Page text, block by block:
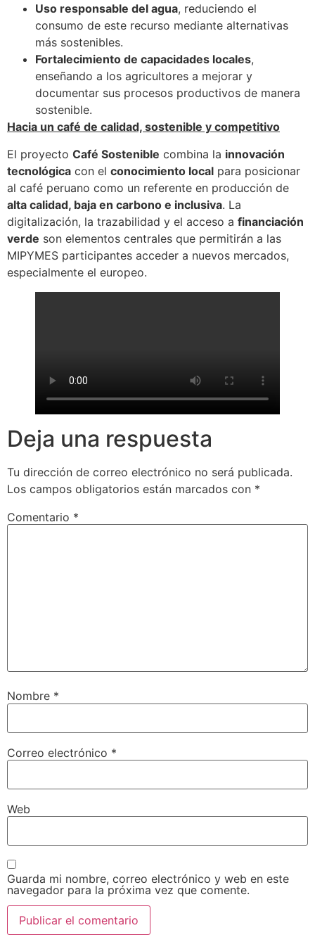
Uso responsable del agua, reduciendo el
consumo de este recurso mediante alternativas
más sostenibles.
Fortalecimiento de capacidades locales,
enseñando a los agricultores a mejorar y
documentar sus procesos productivos de manera
sostenible.
Hacia un café de calidad, sostenible y competitivo
El proyecto Café Sostenible combina la innovación
tecnológica con el conocimiento local para posicionar
al café peruano como un referente en producción de
alta calidad, baja en carbono e inclusiva. La
digitalización, la trazabilidad y el acceso a financiación
verde son elementos centrales que permitirán a las
MIPYMES participantes acceder a nuevos mercados,
especialmente el europeo.
Deja una respuesta
Tu dirección de correo electrónico no será publicada.
Los campos obligatorios están marcados con *
Comentario *
Nombre *
Correo electrónico *
Web
Guarda mi nombre, correo electrónico y web en este
navegador para la próxima vez que comente.